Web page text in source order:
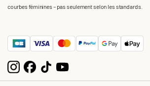
courbes féminines – pas seulement selon les standards.